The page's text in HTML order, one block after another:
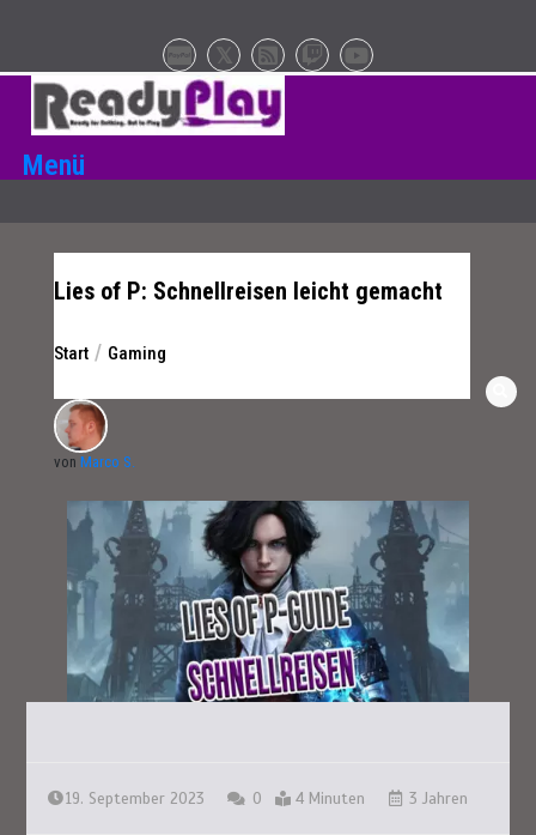
springen
Menü
Lies of P: Schnellreisen leicht gemacht
Start Gaming
von Marco S.
19. September 2023 0 4 Minuten 3 Jahren